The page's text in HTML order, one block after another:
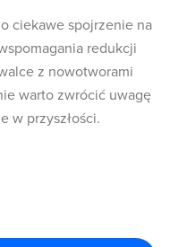
ciekawe spojrzenie na
redukcji
z nowotworami
warto zwrócić uwagę
w przyszłości.